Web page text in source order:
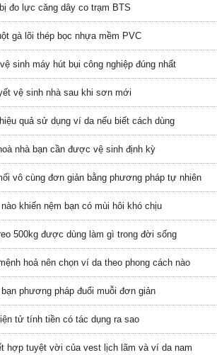
đo lực căng dây co trạm BTS
gà lõi thép bọc nhựa mềm PVC
sinh máy hút bụi công nghiệp đúng nhất
vệ sinh nhà sau khi sơn mới
quả sử dụng ví da nếu biết cách dùng
nhà bạn cần được vệ sinh định kỳ
vô cùng đơn giản bằng phương pháp tự nhiên
nào khiến nệm bạn có mùi hôi khó chịu
500kg được dùng làm gì trong đời sống
hoả nên chọn ví da theo phong cách nào
bạn phương pháp đuổi muỗi đơn giản
tử tính tiền có tác dụng ra sao
hợp tuyệt vời của vest lịch lãm và ví da nam